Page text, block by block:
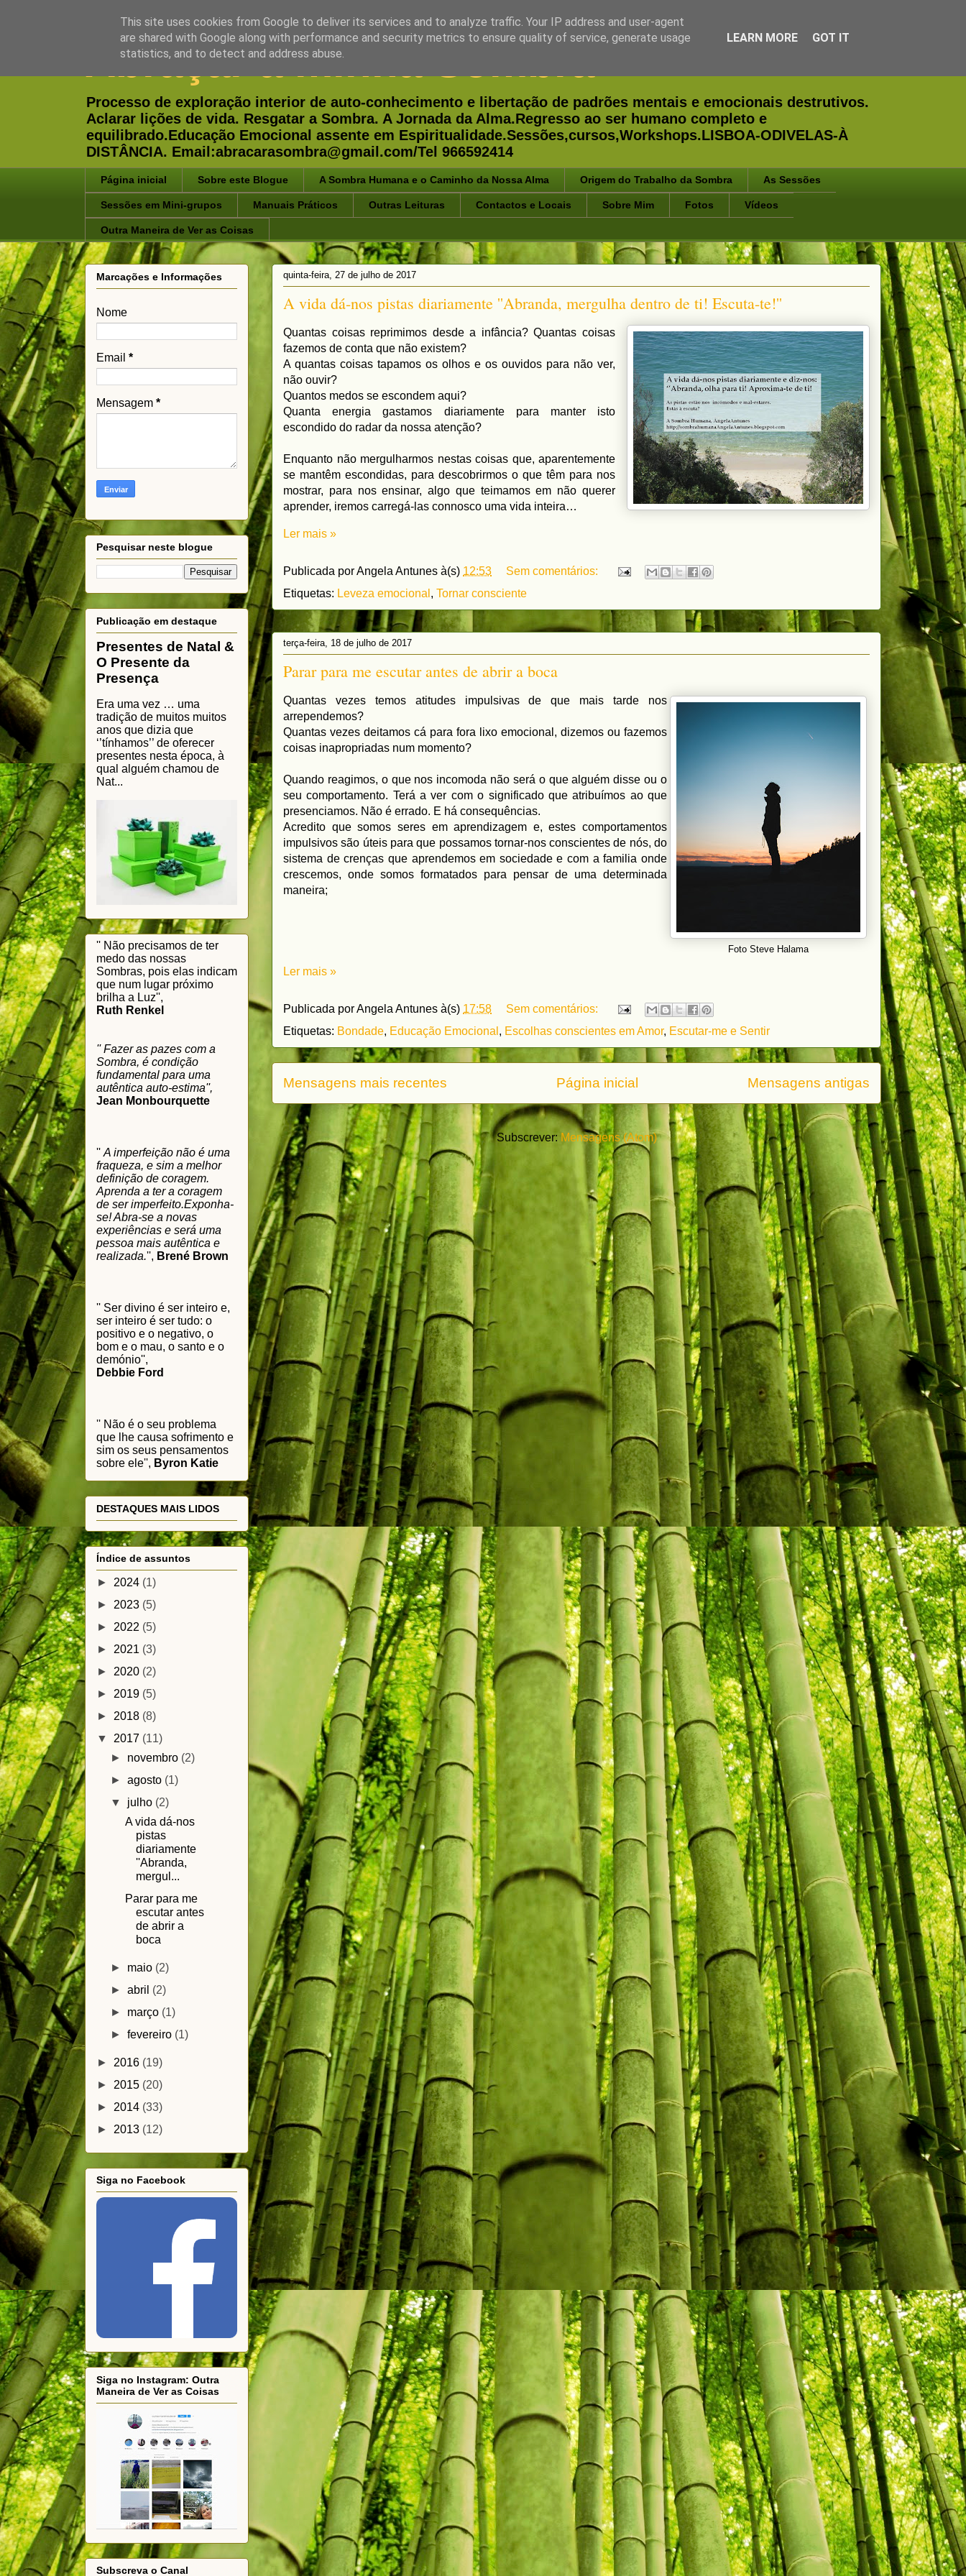
Abraçar a minha Sombra
Processo de exploração interior de auto-conhecimento e libertação de padrões mentais e emocionais destrutivos.
Aclarar lições de vida. Resgatar a Sombra. A Jornada da Alma.Regresso ao ser humano completo e
equilibrado.Educação Emocional assente em Espiritualidade.Sessões,cursos,Workshops.LISBOA-ODIVELAS-À
DISTÂNCIA. Email:abracarasombra@gmail.com/Tel 966592414
Página inicial Sobre este Blogue A Sombra Humana e o Caminho da Nossa Alma Origem do Trabalho da Sombra As Sessões
Sessões em Mini-grupos Manuais Práticos Outras Leituras Contactos e Locais Sobre Mim Fotos Vídeos
Outra Maneira de Ver as Coisas
quinta-feira, 27 de julho de 2017
A vida dá-nos pistas diariamente ''Abranda, mergulha dentro de ti! Escuta-te!''
Quantas coisas reprimimos desde a infância? Quantas coisas
fazemos de conta que não existem?
A quantas coisas tapamos os olhos e os ouvidos para não ver,
não ouvir?
Quantos medos se escondem aqui?
Quanta energia gastamos diariamente para manter isto
escondido do radar da nossa atenção?
Enquanto não mergulharmos nestas coisas que, aparentemente
se mantêm escondidas, para descobrirmos o que têm para nos
mostrar, para nos ensinar, algo que teimamos em não querer
aprender, iremos carregá-las connosco uma vida inteira…
Ler mais »
Publicada porAngela Antunes à(s) 12:53
Sem comentários:
Etiquetas: Leveza emocional , Tornar consciente
terça-feira, 18 de julho de 2017
Parar para me escutar antes de abrir a boca
Foto Steve Halama
Quantas vezes temos atitudes impulsivas de que mais tarde nos
arrependemos?
Quantas vezes deitamos cá para fora lixo emocional, dizemos ou fazemos
coisas inapropriadas num momento?
Quando reagimos, o que nos incomoda não será o que alguém disse ou o
seu comportamento. Terá a ver com o significado que atribuímos ao que
presenciamos. Não é errado. E há consequências.
Acredito que somos seres em aprendizagem e, estes comportamentos
impulsivos são úteis para que possamos tornar-nos conscientes de nós, do
sistema de crenças que aprendemos em sociedade e com a familia onde
crescemos, onde somos formatados para pensar de uma determinada
maneira;
Ler mais »
Publicada porAngela Antunes à(s) 17:58
Sem comentários:
Etiquetas: Bondade, Educação Emocional , Escolhas conscientes em Amor, Escutar-me e Sentir
Mensagens mais recentes Mensagens antigas
Página inicial
Subscrever: Mensagens (Atom)
Marcações e Informações
Nome
Email *
Mensagem *
Pesquisar neste blogue
Publicação em destaque
Presentes de Natal &
O Presente da
Presença
Era uma vez … uma
tradição de muitos muitos
anos que dizia que
‘’tínhamos’’ de oferecer
presentes nesta época, à
qual alguém chamou de
Nat...
'' Não precisamos de ter
medo das nossas
Sombras, pois elas indicam
que num lugar próximo
brilha a Luz'',
Ruth Renkel
'' Fazer as pazes com a
Sombra, é condição
fundamental para uma
autêntica auto-estima'',
Jean Monbourquette
'' A imperfeição não é uma
fraqueza, e sim a melhor
definição de coragem.
Aprenda a ter a coragem
de ser imperfeito.Exponha-
se! Abra-se a novas
experiências e será uma
pessoa mais autêntica e
realizada.'', Brené Brown
'' Ser divino é ser inteiro e,
ser inteiro é ser tudo: o
positivo e o negativo, o
bom e o mau, o santo e o
demónio'',
Debbie Ford
'' Não é o seu problema
que lhe causa sofrimento e
sim os seus pensamentos
sobre ele'', Byron Katie
DESTAQUES MAIS LIDOS
Índice de assuntos
► 2024 (1)
► 2023 (5)
► 2022 (5)
► 2021 (3)
► 2020 (2)
► 2019 (5)
► 2018 (8)
▼ 2017 (11)
► novembro (2)
►agosto (1)
▼ julho (2)
A vida dá-nos
pistas
diariamente
''Abranda,
mergul...
Parar para me
escutar antes
de abrir a
boca
► maio (2)
►abril (2)
► março (1)
►fevereiro (1)
► 2016 (19)
► 2015 (20)
► 2014 (33)
► 2013 (12)
Siga no Facebook
Siga no Instagram: Outra
Maneira de Ver as Coisas
Subscreva o Canal
This site uses cookies from Google to deliver its services and to analyze traffic. Your IP address and user-agent
are shared with Google along with performance and security metrics to ensure quality of service, generate usage
statistics, and to detect and address abuse.
LEARN MORE GOT IT